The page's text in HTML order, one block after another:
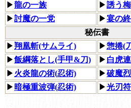
▶龍の一族 ▶誘う
▶討魔の一党 ▶宴の
秘伝書
▶翔凰斬(サムライ) ▶惣捲(
▶飯綱落とし(手甲&刀) ▶ 白虎
▶ 火炎龍の術(忍術) ▶破魔
▶ 暗極重波弾(忍術) ▶光刃